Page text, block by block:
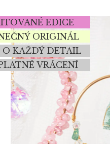
EDICE
ORIGINÁL
O KAŽDÝ DETAIL
VRÁCENÍ